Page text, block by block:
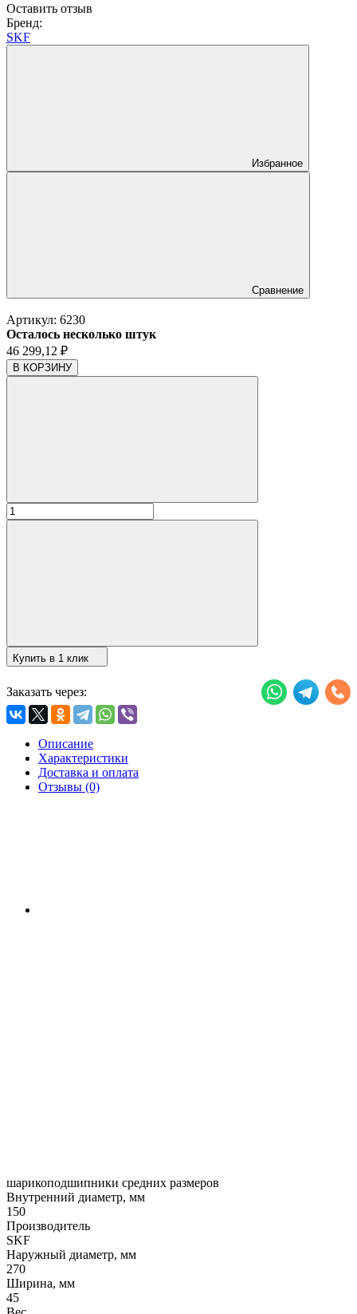
Оставить отзыв
Бренд:
SKF
Избранное
Сравнение
Артикул: 6230
Осталось несколько штук
46 299,12 ₽
В КОРЗИНУ
Купить в 1 клик
Заказать через:
Описание
Характеристики
Доставка и оплата
Отзывы (0)
шарикоподшипники средних размеров
Внутренний диаметр, мм
150
Производитель
SKF
Наружный диаметр, мм
270
Ширина, мм
45